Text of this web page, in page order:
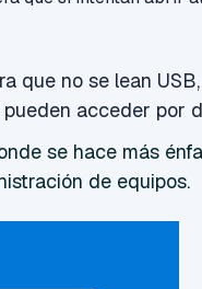
que no se lean
acceder por
se hace más
de equipos.